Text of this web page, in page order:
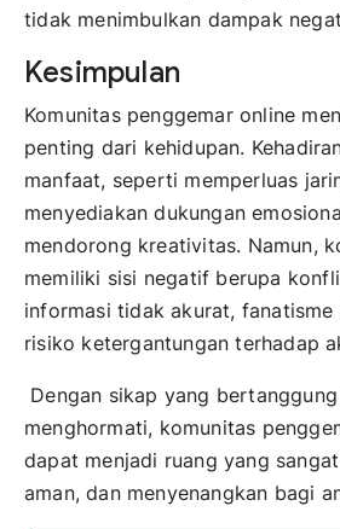
tidak menimbulkan dampak
Kesimpulan
Komunitas penggemar online
penting dari kehidupan.
manfaat, seperti memperluas
menyediakan dukungan
mendorong kreativitas. Namun,
memiliki sisi negatif berupa
informasi tidak akurat, fanatisme
risiko ketergantungan terhadap
Dengan sikap yang
menghormati, komunitas
dapat menjadi ruang yang
aman, dan menyenangkan bagi